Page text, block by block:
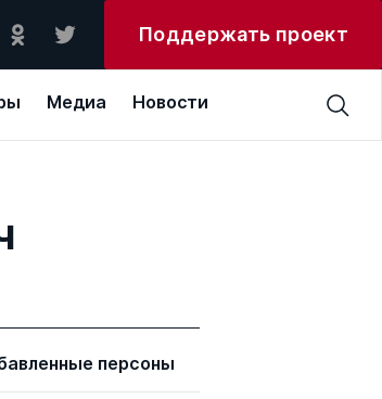
Поддержать проект
Медиа Новости
персоны